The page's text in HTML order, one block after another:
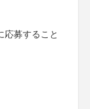
募すること